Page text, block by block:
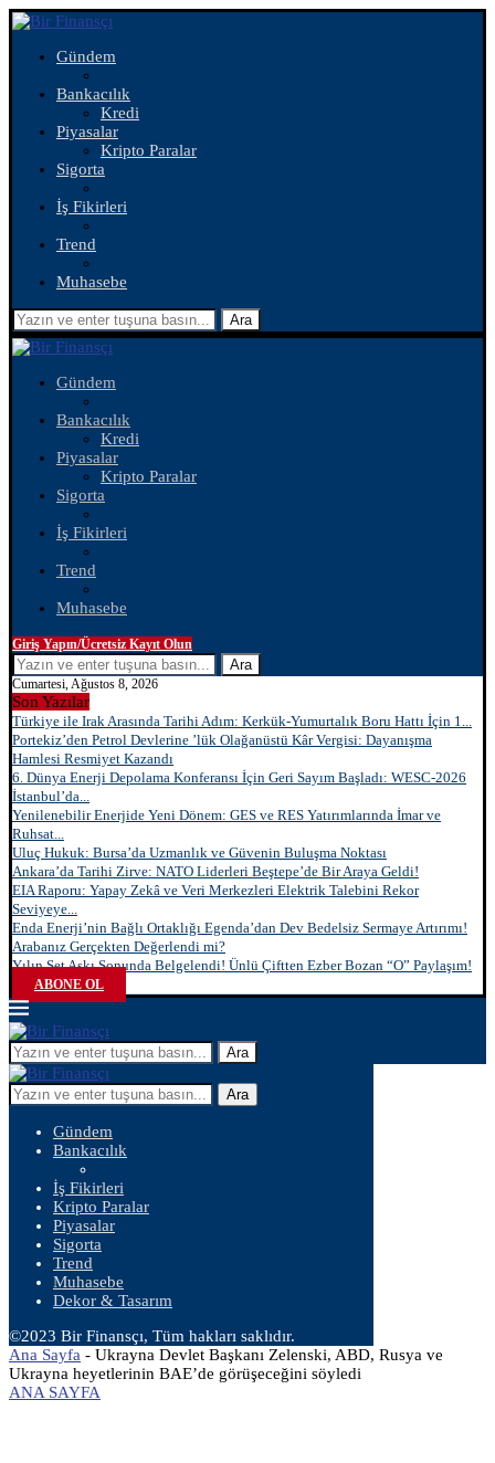
Gündem
Bankacılık
Kredi
Piyasalar
Kripto Paralar
Sigorta
İş Fikirleri
Trend
Muhasebe
Ara
Gündem
Bankacılık
Kredi
Piyasalar
Kripto Paralar
Sigorta
İş Fikirleri
Trend
Muhasebe
Giriş Yapın/Ücretsiz Kayıt Olun
Ara
Cumartesi, Ağustos 8, 2026
Son Yazılar
Türkiye ile Irak Arasında Tarihi Adım: Kerkük-Yumurtalık Boru Hattı İçin 1...
Portekiz’den Petrol Devlerine ’lük Olağanüstü Kâr Vergisi: Dayanışma
Hamlesi Resmiyet Kazandı
6. Dünya Enerji Depolama Konferansı İçin Geri Sayım Başladı: WESC-2026
İstanbul’da...
Yenilenebilir Enerjide Yeni Dönem: GES ve RES Yatırımlarında İmar ve
Ruhsat...
Uluç Hukuk: Bursa’da Uzmanlık ve Güvenin Buluşma Noktası
Ankara’da Tarihi Zirve: NATO Liderleri Beştepe’de Bir Araya Geldi!
EIA Raporu: Yapay Zekâ ve Veri Merkezleri Elektrik Talebini Rekor
Seviyeye...
Enda Enerji’nin Bağlı Ortaklığı Egenda’dan Dev Bedelsiz Sermaye Artırımı!
Arabanız Gerçekten Değerlendi mi?
Yılın Set Aşkı Sonunda Belgelendi! Ünlü Çiftten Ezber Bozan “O” Paylaşım!
ABONE OL
Ara
Ara
Gündem
Bankacılık
İş Fikirleri
Kripto Paralar
Piyasalar
Sigorta
Trend
Muhasebe
Dekor & Tasarım
©2023 Bir Finansçı, Tüm hakları saklıdır.
Ana Sayfa - Ukrayna Devlet Başkanı Zelenski, ABD, Rusya ve
Ukrayna heyetlerinin BAE’de görüşeceğini söyledi
ANA SAYFA